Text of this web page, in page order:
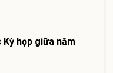
họp giữa năm